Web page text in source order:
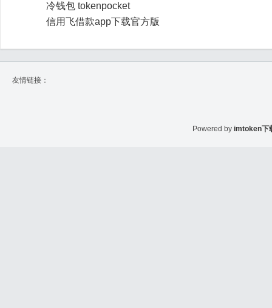
冷钱包 tokenpocket
信用飞借款app下载官方版
友情链接：
Powered by imtoken下